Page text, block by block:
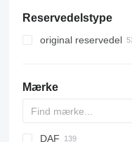
Reservedelstype
original reservedel
Mærke
X-Series
DAF